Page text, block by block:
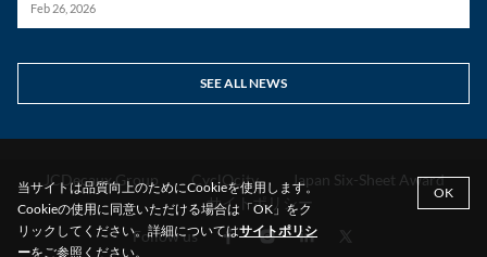
Feb 26, 2026
SEE ALL NEWS
JCDecaux Group CyclOcity
Japan Six-Sheet Award
サイトポリシー
Follow us
OK
当サイトは品質向上のためにCookieを使用します。
Cookieの使用に同意いただける場合は「OK」をク
リックしてください。詳細についてはサイトポリシ
ーをご参照ください。